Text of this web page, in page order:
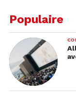
Populaire